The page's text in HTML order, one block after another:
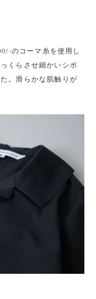
のコーマ糸を使用し
くらさせ細かいシボ
。滑らかな肌触りが